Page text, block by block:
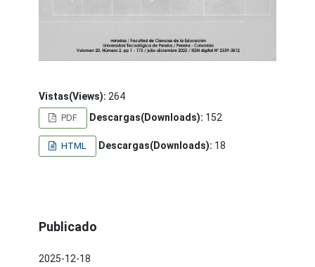
Vistas(Views): 264
PDF Descargas(Downloads): 152
HTML Descargas(Downloads): 18
Publicado
2025-12-18